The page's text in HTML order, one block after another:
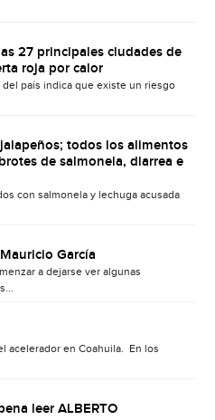
27 principales ciudades de
roja por calor
país indica que existe un riesgo
todos los alimentos
de salmonela, diarrea e
con salmonela y lechuga acusada
García
a dejarse ver algunas
acelerador en Coahuila. En los
leer ALBERTO